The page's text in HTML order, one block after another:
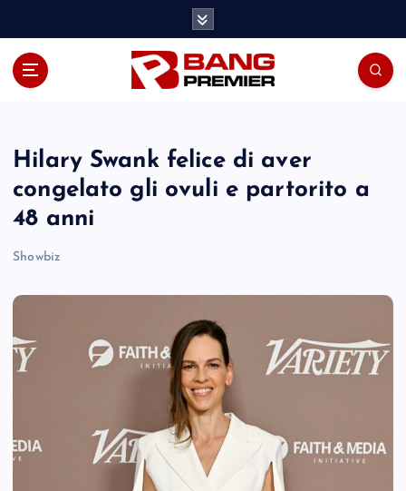
Hilary Swank felice di aver
congelato gli ovuli e partorito a
48 anni
Showbiz